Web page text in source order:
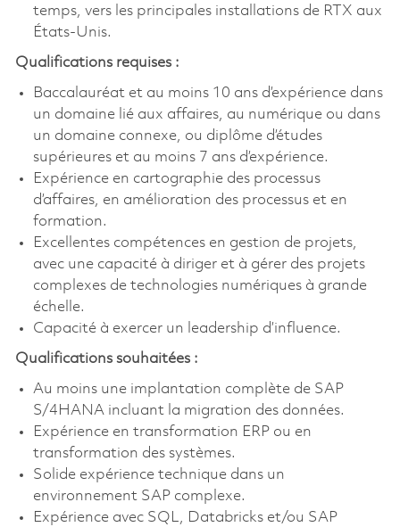
temps, vers les principales installations de RTX aux
États-Unis.
Qualifications requises :
Baccalauréat et au moins 10 ans d’expérience dans
un domaine lié aux affaires, au numérique ou dans
un domaine connexe, ou diplôme d’études
supérieures et au moins 7 ans d’expérience.
Expérience en cartographie des processus
d’affaires, en amélioration des processus et en
formation.
Excellentes compétences en gestion de projets,
avec une capacité à diriger et à gérer des projets
complexes de technologies numériques à grande
échelle.
Capacité à exercer un leadership d’influence.
Qualifications souhaitées :
Au moins une implantation complète de SAP
S/4HANA incluant la migration des données.
Expérience en transformation ERP ou en
transformation des systèmes.
Solide expérience technique dans un
environnement SAP complexe.
Expérience avec SQL, Databricks et/ou SAP